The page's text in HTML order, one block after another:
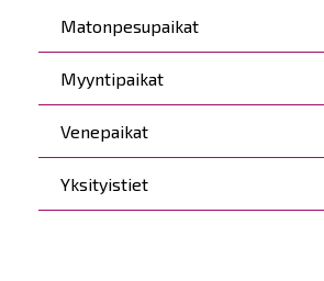
Matonpesupaikat
Myyntipaikat
Venepaikat
Yksityistiet